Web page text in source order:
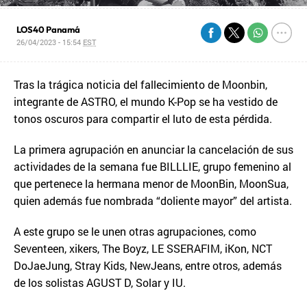
LOS40 Panamá
26/04/2023 - 15:54 EST
Tras la trágica noticia del fallecimiento de Moonbin,
integrante de ASTRO, el mundo K-Pop se ha vestido de
tonos oscuros para compartir el luto de esta pérdida.
La primera agrupación en anunciar la cancelación de sus
actividades de la semana fue BILLLIE, grupo femenino al
que pertenece la hermana menor de MoonBin, MoonSua,
quien además fue nombrada “doliente mayor” del artista.
A este grupo se le unen otras agrupaciones, como
Seventeen, xikers, The Boyz, LE SSERAFIM, iKon, NCT
DoJaeJung, Stray Kids, NewJeans, entre otros, además
de los solistas AGUST D, Solar y IU.